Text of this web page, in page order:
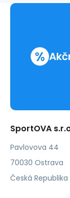
%
SportOVA
Pavlovova 44
70030 Ostrava
Česká Republika